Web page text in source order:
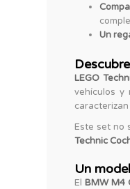
Un
LEGO
vehículos y
Este set no
Technic
Un
El BMW M4